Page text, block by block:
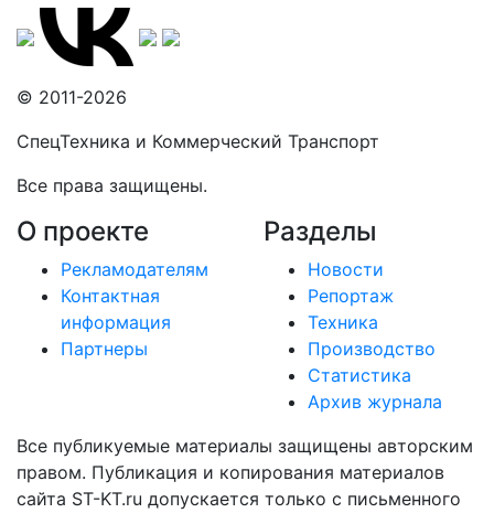
© 2011-2026
СпецТехника и Коммерческий Транспорт
Все права защищены.
О проекте
Рекламодателям
Контактная
информация
Партнеры
Разделы
Новости
Репортаж
Техника
Производство
Статистика
Архив журнала
Все публикуемые материалы защищены авторским
правом. Публикация и копирования материалов
сайта ST-KT.ru допускается только с письменного